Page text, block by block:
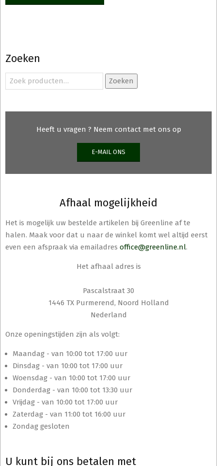
Zoeken
Zoeken
naar:
Zoeken
Heeft u vragen ? Neem contact met ons op
E-MAIL ONS
Afhaal mogelijkheid
Het is mogelijk uw bestelde artikelen bij Greenline af te
halen. Maak voor dat u naar de winkel komt wel altijd eerst
even een afspraak via emailadres office@greenline.nl.
Het afhaal adres is
Pascalstraat 30
1446 TX Purmerend, Noord Holland
Nederland
Onze openingstijden zijn als volgt:
Maandag - van 10:00 tot 17:00 uur
Dinsdag - van 10:00 tot 17:00 uur
Woensdag - van 10:00 tot 17:00 uur
Donderdag - van 10:00 tot 13:30 uur
Vrijdag - van 10:00 tot 17:00 uur
Zaterdag - van 11:00 tot 16:00 uur
Zondag gesloten
U kunt bij ons betalen met